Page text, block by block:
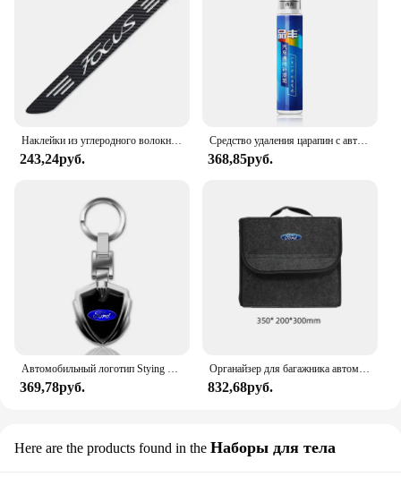
Наклейки из углеродного волокна для Ford Focus 2005-2017, задние стоп-сигналы с высоким креплением, аксессуары для стайлинга автомобиля, 1 шт.
243,24руб.
Средство удаления царапин с автомобиля ручки для рисования для Ford Focus 3 4 ST Mondeo MK3 MK4 Fiesta Fusion Kuga 2013 2014 2015 2017
368,85руб.
Автомобильный логотип Stying 3D металлические брелоки в форме щита брелок для Ford Fiesta C-Max Kuga Ranger Raptor KA Fusion ST Transit Edge
369,78руб.
Органайзер для багажника автомобиля, складная сумка для хранения большой емкости для Ford Focus Mondeo Kuga Fiesta MK7 Escort Explorer Edge 2 4 MK2 MK4
832,68руб.
Here are the products found in the Наборы для тела